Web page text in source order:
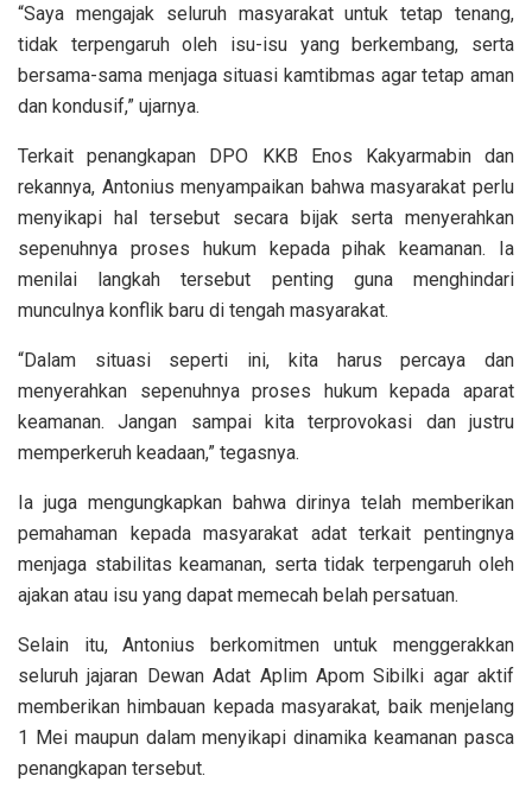
“Saya mengajak seluruh masyarakat untuk tetap tenang,
tidak terpengaruh oleh isu-isu yang berkembang, serta
bersama-sama menjaga situasi kamtibmas agar tetap aman
dan kondusif,” ujarnya.
Terkait penangkapan DPO KKB Enos Kakyarmabin dan
rekannya, Antonius menyampaikan bahwa masyarakat perlu
menyikapi hal tersebut secara bijak serta menyerahkan
sepenuhnya proses hukum kepada pihak keamanan. Ia
menilai langkah tersebut penting guna menghindari
munculnya konflik baru di tengah masyarakat.
“Dalam situasi seperti ini, kita harus percaya dan
menyerahkan sepenuhnya proses hukum kepada aparat
keamanan. Jangan sampai kita terprovokasi dan justru
memperkeruh keadaan,” tegasnya.
Ia juga mengungkapkan bahwa dirinya telah memberikan
pemahaman kepada masyarakat adat terkait pentingnya
menjaga stabilitas keamanan, serta tidak terpengaruh oleh
ajakan atau isu yang dapat memecah belah persatuan.
Selain itu, Antonius berkomitmen untuk menggerakkan
seluruh jajaran Dewan Adat Aplim Apom Sibilki agar aktif
memberikan himbauan kepada masyarakat, baik menjelang
1 Mei maupun dalam menyikapi dinamika keamanan pasca
penangkapan tersebut.